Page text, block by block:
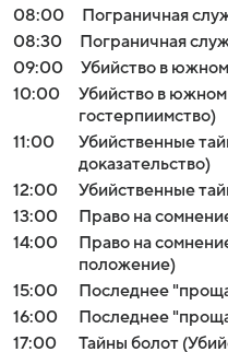
08:00
Пограничная
08:30
Пограничная
09:00
Убийство в
10:00
Убийство в
гостерпиимство)
11:00
Убийственные
доказательство)
12:00
Убийственные
13:00
Право на
14:00
Право на
положение)
15:00
Последнее
16:00
Последнее
17:00
Тайны болот